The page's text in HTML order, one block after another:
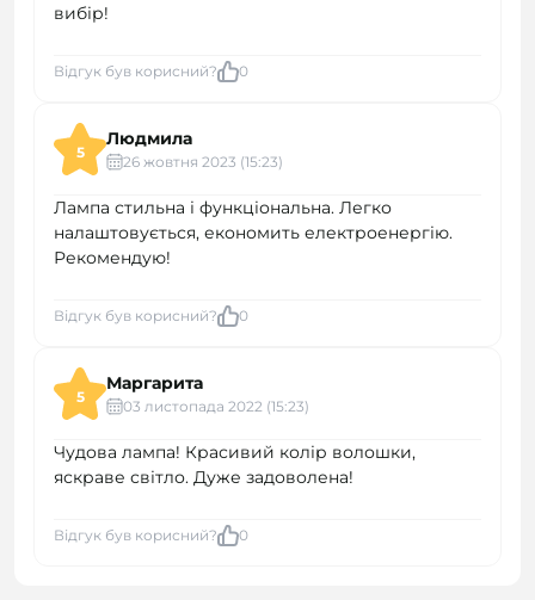
вибір!
Відгук був корисний? 0
5
Людмила
26 жовтня 2023 (15:23)
Лампа стильна і функціональна. Легко
налаштовується, економить електроенергію.
Рекомендую!
Відгук був корисний? 0
5
Маргарита
03 листопада 2022 (15:23)
Чудова лампа! Красивий колір волошки,
яскраве світло. Дуже задоволена!
Відгук був корисний? 0